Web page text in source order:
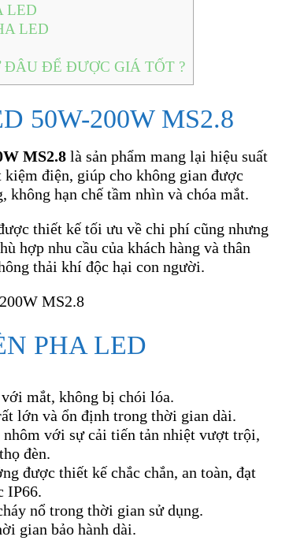
LED
LED
ĐÂU ĐỂ ĐƯỢC GIÁ TỐT ?
50W-200W MS2.8
MS2.8là sản phẩm mang lại hiệu suất
kiệm điện, giúp cho không gian được
không hạn chế tầm nhìn và chóa mắt.
thiết kế tối ưu về chi phí cũng nhưng
hợp nhu cầu của khách hàng và thân
thải khí độc hại con người.
PHA LED
mắt, không bị chói lóa.
lớn và ổn định trong thời gian dài.
nhôm với sự cải tiến tản nhiệt vượt trội,
đèn.
được thiết kế chắc chắn, an toàn, đạt
IP66.
nổ trong thời gian sử dụng.
gian bảo hành dài.